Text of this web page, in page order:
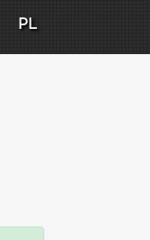
PL